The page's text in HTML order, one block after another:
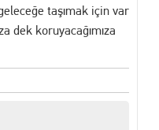
taşımak için var
dek koruyacağımıza